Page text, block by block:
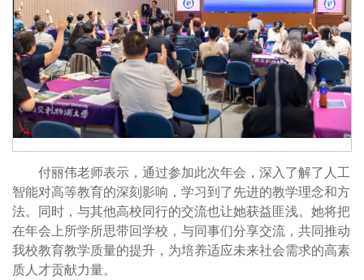
付丽伟老师表示，通过参加此次年会，深入了解了人工
智能对高等教育的深刻影响，学习到了先进的教学理念和方
法。同时，与其他高校同行的交流也让她获益匪浅。她将把
在年会上所学所思带回学校，与同事们分享交流，共同推动
我校教育教学质量的提升，为培养适应未来社会需求的高素
质人才贡献力量。